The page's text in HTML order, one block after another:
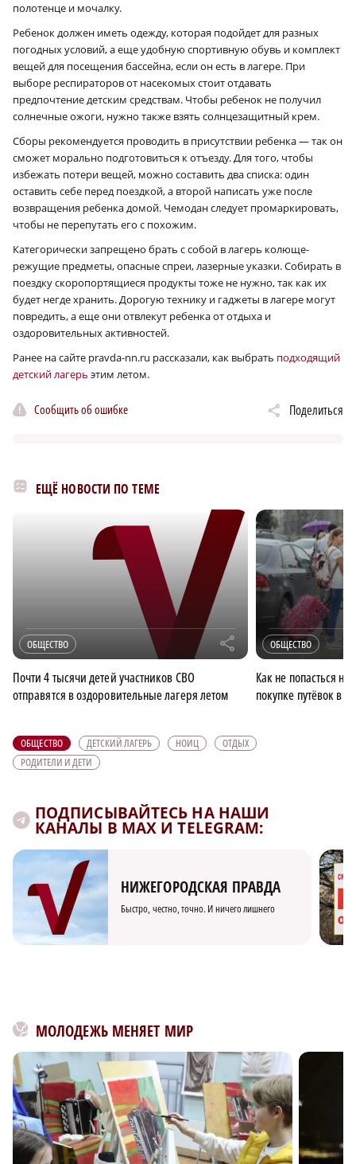
полотенце и мочалку.
Ребенок должен иметь одежду, которая подойдет для разных
погодных условий, а еще удобную спортивную обувь и комплект
вещей для посещения бассейна, если он есть в лагере. При
выборе респираторов от насекомых стоит отдавать
предпочтение детским средствам. Чтобы ребенок не получил
солнечные ожоги, нужно также взять солнцезащитный крем.
Сборы рекомендуется проводить в присутствии ребенка — так он
сможет морально подготовиться к отъезду. Для того, чтобы
избежать потери вещей, можно составить два списка: один
оставить себе перед поездкой, а второй написать уже после
возвращения ребенка домой. Чемодан следует промаркировать,
чтобы не перепутать его с похожим.
Категорически запрещено брать с собой в лагерь колюще-
режущие предметы, опасные спреи, лазерные указки. Собирать в
поездку скоропортящиеся продукты тоже не нужно, так как их
будет негде хранить. Дорогую технику и гаджеты в лагере могут
повредить, а еще они отвлекут ребенка от отдыха и
оздоровительных активностей.
Ранее на сайте pravda-nn.ru рассказали, как выбрать подходящий
детский лагерь этим летом.
Сообщить об ошибке Поделиться
ЕЩЁ НОВОСТИ ПО ТЕМЕ
ОБЩЕСТВО r
Почти 4 тысячи детей участников СВО
отправятся в оздоровительные лагеря летом
ОБЩЕСТВО
Как не попасться
покупке путёвок в
ОБЩЕСТВО ДЕТСКИЙ ЛАГЕРЬ НОИЦ
ОТДЫХ
РОДИТЕЛИ И ДЕТИ
ПОДПИСЫВАЙТЕСЬ НА НАШИ
КАНАЛЫ В MAX И TELEGRAM:
НИЖЕГОРОДСКАЯ ПРАВДА
Быстро, честно, точно. И ничего лишнего
МОЛОДЕЖЬ МЕНЯЕТ МИР